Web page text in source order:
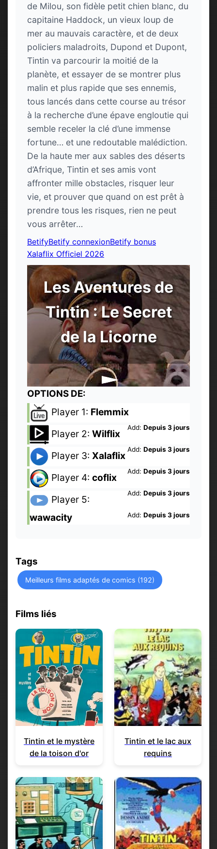
de Milou, son fidèle petit chien blanc, du
capitaine Haddock, un vieux loup de
mer au mauvais caractère, et de deux
policiers maladroits, Dupond et Dupont,
Tintin va parcourir la moitié de la
planète, et essayer de se montrer plus
malin et plus rapide que ses ennemis,
tous lancés dans cette course au trésor
à la recherche d’une épave engloutie qui
semble receler la clé d’une immense
fortune… et une redoutable malédiction.
De la haute mer aux sables des déserts
d’Afrique, Tintin et ses amis vont
affronter mille obstacles, risquer leur
vie, et prouver que quand on est prêt à
prendre tous les risques, rien ne peut
vous arrêter…
BetifyBetify connexionBetify bonus
Xalaflix Officiel 2026
Les Aventures de
Tintin : Le Secret
de la Licorne
OPTIONS DE:
Player 1: Flemmix
Add: Depuis 3 jours
Player 2: Wilflix
Add: Depuis 3 jours
Player 3: Xalaflix
Add: Depuis 3 jours
Player 4: coflix
Add: Depuis 3 jours
Player 5:
wawacity
Add: Depuis 3 jours
Tags
Meilleurs films adaptés de comics (192)
Films liés
Tintin et le mystère
de la toison d'or
Tintin et le lac aux
requins